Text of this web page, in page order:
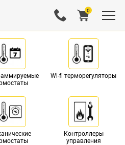
0
Wi-fi терморегуляторы
Контроллеры
управления